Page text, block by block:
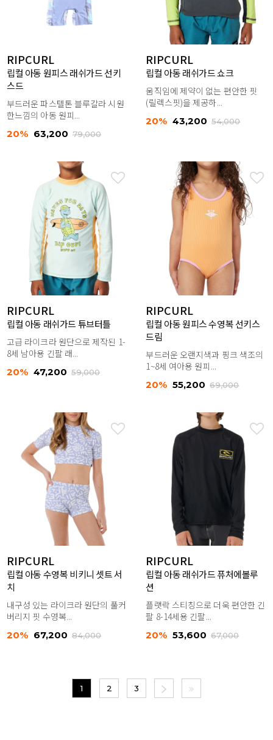
RIPCURL
립컬 아동 원피스 래쉬가드 선키
스드
부드러운 파스텔톤 블루칼라 시원
한느낌의 아동 원피...
20% 63,200 79,000
RIPCURL
립컬 아동 래쉬가드 쇼크
움직임에 제약이 없는 편안한 핏
(릴렉스핏)을 제공하...
20% 43,200 54,000
RIPCURL
립컬 아동 래쉬가드 튜브터틀
고급 라이크라 원단으로 제작된 1-
8세 남아용 긴팔 래...
20% 47,200 59,000
RIPCURL
립컬 아동 원피스 수영복 선키스
드림
부드러운 오랜지색과 핑크 색조의
1~8세 여아용 원피...
20% 55,200 69,000
RIPCURL
립컬 아동 수영복 비키니 셋트 서
치
내구성 있는 라이크라 원단의 풀커
버리지 핏 수영복...
20% 67,200 84,000
RIPCURL
립컬 아동 래쉬가드 퓨처에볼루
션
플랫락 스티칭으로 더욱 편안한 긴
팔 8-14세용 긴팔...
20% 53,600 67,000
1 2 3